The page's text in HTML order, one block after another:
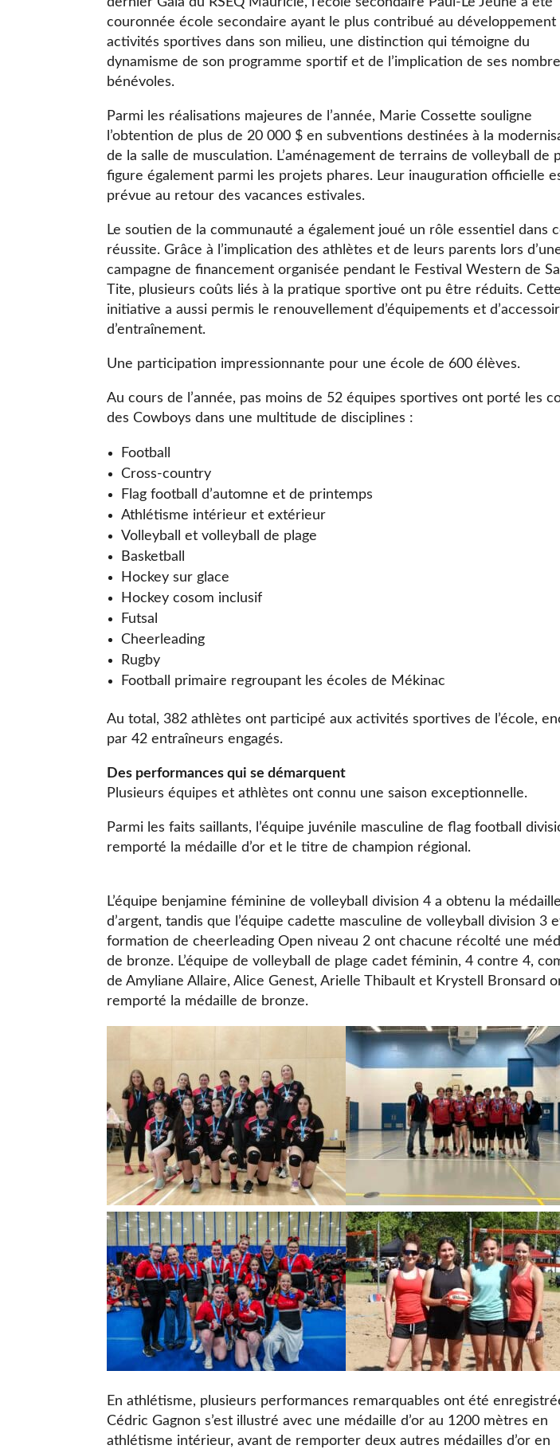
couronnée école secondaire ayant le plus contribué au développement
activités sportives dans son milieu, une distinction qui témoigne du
dynamisme de son programme sportif et de l’implication de ses
bénévoles.
Parmi les réalisations majeures de l’année, Marie Cossette souligne
l’obtention de plus de 20 000 $ en subventions destinées à la
de la salle de musculation. L’aménagement de terrains de volleyball de
figure également parmi les projets phares. Leur inauguration officielle
prévue au retour des vacances estivales.
Le soutien de la communauté a également joué un rôle essentiel dans
réussite. Grâce à l’implication des athlètes et de leurs parents lors
campagne de financement organisée pendant le Festival Western de
Tite, plusieurs coûts liés à la pratique sportive ont pu être réduits. Cette
initiative a aussi permis le renouvellement d’équipements et
d’entraînement.
Une participation impressionnante pour une école de 600 élèves.
Au cours de l’année, pas moins de 52 équipes sportives ont porté les
des Cowboys dans une multitude de disciplines :
Football
Cross-country
Flag football d’automne et de printemps
Athlétisme intérieur et extérieur
Volleyball et volleyball de plage
Basketball
Hockey sur glace
Hockey cosom inclusif
Futsal
Cheerleading
Rugby
Football primaire regroupant les écoles de Mékinac
Au total, 382 athlètes ont participé aux activités sportives de l’école,
par 42 entraîneurs engagés.
Des performances qui se démarquent
Plusieurs équipes et athlètes ont connu une saison exceptionnelle.
Parmi les faits saillants, l’équipe juvénile masculine de flag football
remporté la médaille d’or et le titre de champion régional.
L’équipe benjamine féminine de volleyball division 4 a obtenu la médaille
d’argent, tandis que l’équipe cadette masculine de volleyball division 3
formation de cheerleading Open niveau 2 ont chacune récolté une
de bronze. L’équipe de volleyball de plage cadet féminin, 4 contre 4,
de Amyliane Allaire, Alice Genest, Arielle Thibault et Krystell Bronsard
remporté la médaille de bronze.
En athlétisme, plusieurs performances remarquables ont été
Cédric Gagnon s’est illustré avec une médaille d’or au 1200 mètres en
athlétisme intérieur, avant de remporter deux autres médailles d’or en